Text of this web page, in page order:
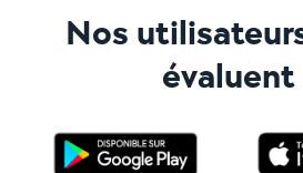
Nos
évaluent